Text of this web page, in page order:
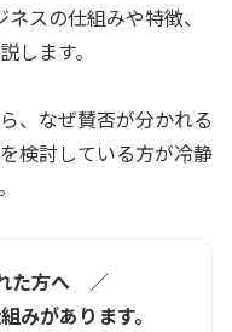
スの仕組みや特徴、
します。
、なぜ賛否が分かれる
検討している方が冷静
た方へ ／
みがあります。